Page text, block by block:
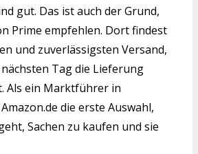
gut. Das ist auch der Grund,
Prime empfehlen. Dort findest
und zuverlässigsten Versand,
Tag die Lieferung
Als ein Marktführer in
die erste Auswahl,
Sachen zu kaufen und sie